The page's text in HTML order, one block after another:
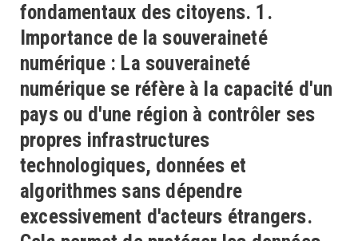
fondamentaux des citoyens. 1.
Importance de la souveraineté
numérique : La souveraineté
numérique se réfère à la capacité d'un
pays ou d'une région à contrôler ses
propres infrastructures
technologiques, données et
algorithmes sans dépendre
excessivement d'acteurs étrangers.